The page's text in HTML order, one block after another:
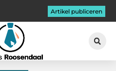
Artikel publiceren